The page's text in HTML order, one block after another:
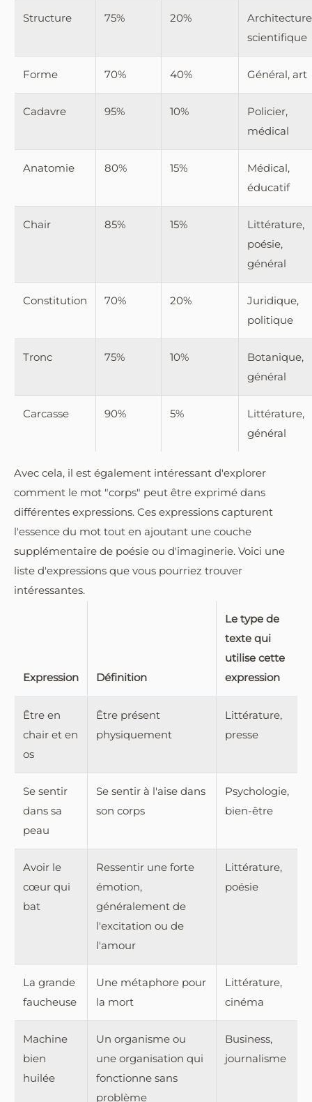
Structure 75% 20%
scientifique
Forme 70% 40% Général, art
Cadavre 95% 10%
Policier,
médical
Anatomie 80% 15%
Médical,
éducatif
Chair 85% 15%
Littérature,
poésie,
général
Constitution 70% 20%
Juridique,
politique
Tronc 75% 10%
Botanique,
général
Carcasse 90% 5%
Littérature,
général
Avec cela, il est également intéressant d'explorer
comment le mot "corps" peut être exprimé dans
différentes expressions. Ces expressions capturent
l'essence du mot tout en ajoutant une couche
supplémentaire de poésie ou d'imaginerie. Voici une
liste d'expressions que vous pourriez trouver
intéressantes.
Expression Définition
Le type de
texte qui
utilise cette
expression
Être en
chair et en
os
Être présent
physiquement
Littérature,
presse
Se sentir
dans sa
peau
Se sentir à l'aise dans
son corps
Psychologie,
bien-être
Avoir le
cœur qui
bat
Ressentir une forte
émotion,
généralement de
l'excitation ou de
l'amour
Littérature,
poésie
La grande
faucheuse
Une métaphore pour
la mort
Littérature,
cinéma
Machine
bien
huilée
Un organisme ou
une organisation qui
fonctionne sans
problème
Business,
journalisme